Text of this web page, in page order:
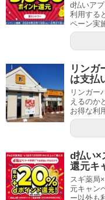
d払いア
利用する
ペーン実
リンガ
は支払
リンガー
えるのか
お得な利
d払い×
還元キ
スギ薬局
元キャン
ー以外も